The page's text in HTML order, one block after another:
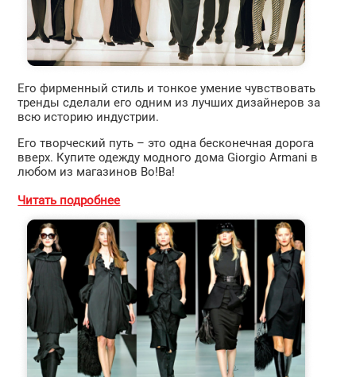
Его фирменный стиль и тонкое умение чувствовать
тренды сделали его одним из лучших дизайнеров за
всю историю индустрии.
Его творческий путь – это одна бесконечная дорога
вверх. Купите одежду модного дома Giorgio Armani в
любом из магазинов Во!Ва!
Читать подробнее